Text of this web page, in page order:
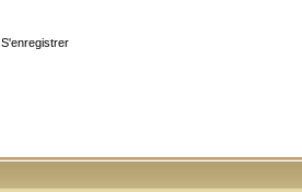
S'enregistrer